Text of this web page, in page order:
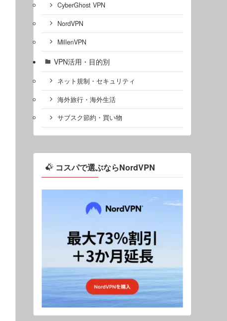
CyberGhost VPN
NordVPN
MillenVPN
VPN活用・目的別
ネット規制・セキュリティ
海外旅行・海外生活
サブスク節約・買い物
コスパで選ぶならNordVPN